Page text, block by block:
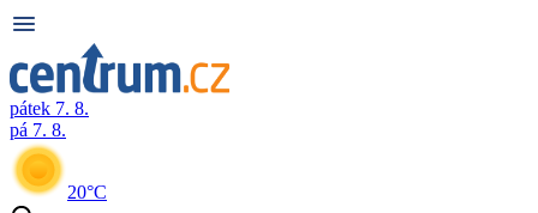
pátek 7. 8.
pá 7. 8.
20°C